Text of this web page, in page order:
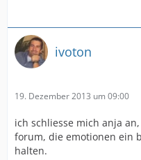
ivoton
19. Dezember 2013 um 09:00
ich schliesse mich anja
forum, die emotionen ein
halten.